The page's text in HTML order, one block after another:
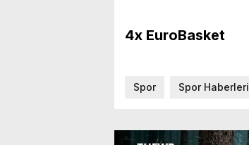
4x EuroBasket
Spor Spor Haberleri